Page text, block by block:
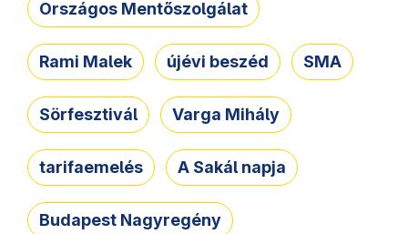
Országos Mentőszolgálat
Rami Malek újévi beszéd SMA
Sörfesztivál Varga Mihály
tarifaemelés A Sakál napja
Budapest Nagyregény